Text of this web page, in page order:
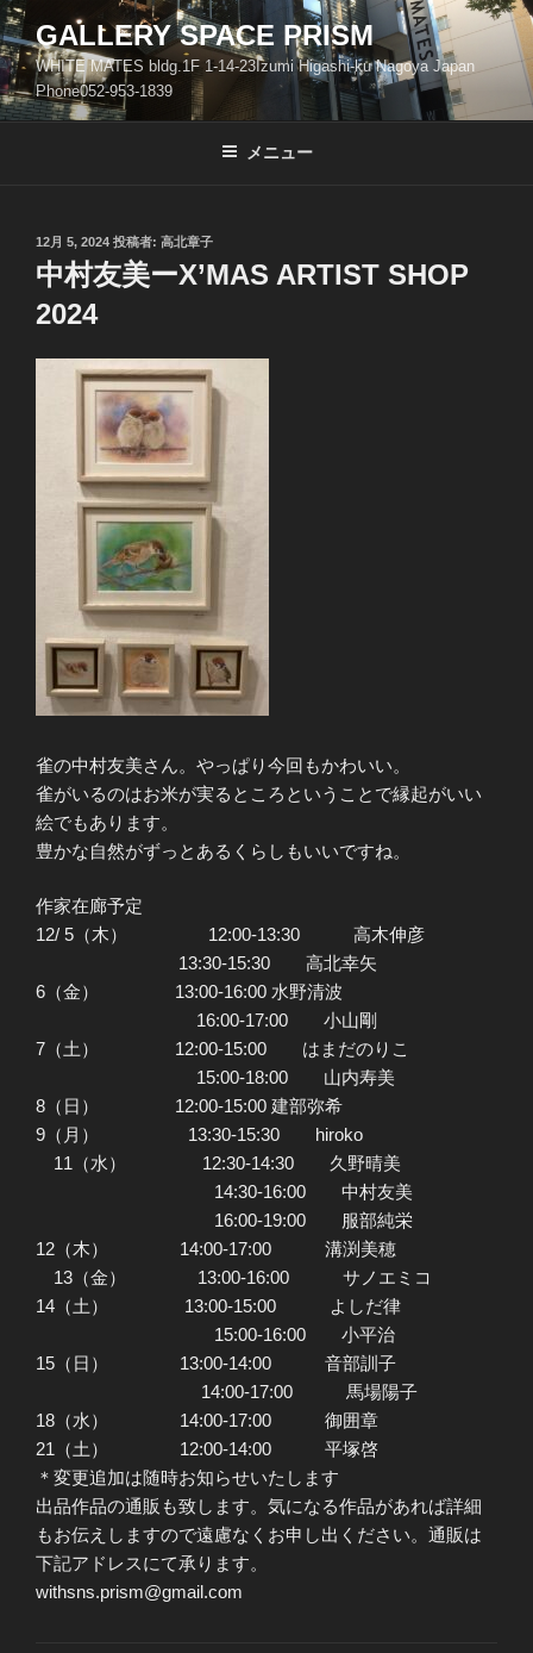
コ
ン
テ
ン
ツ
GALLERY SPACE PRISM
WHITE MATES bldg.1F 1-14-23Izumi Higashi-ku Nagoya Japan
Phone052-953-1839
メニュー
投
日:
12月 5, 2024 投稿者: 高北章子
中村友美ーX’MAS ARTIST SHOP
2024
雀の中村友美さん。やっぱり今回もかわいい。
雀がいるのはお米が実るところということで縁起がいい
絵でもあります。
豊かな自然がずっとあるくらしもいいですね。
作家在廊予定
12/ 5（木） 12:00-13:30 高木伸彦
13:30-15:30 高北幸矢
6（金） 13:00-16:00 水野清波
16:00-17:00 小山剛
7（土） 12:00-15:00 はまだのりこ
15:00-18:00 山内寿美
8（日） 12:00-15:00 建部弥希
9（月） 13:30-15:30 hiroko
11（水） 12:30-14:30 久野晴美
14:30-16:00 中村友美
16:00-19:00 服部純栄
12（木） 14:00-17:00 溝渕美穂
13（金） 13:00-16:00 サノエミコ
14（土） 13:00-15:00 よしだ律
15:00-16:00 小平治
15（日） 13:00-14:00 音部訓子
14:00-17:00 馬場陽子
18（水） 14:00-17:00 御囲章
21（土） 12:00-14:00 平塚啓
＊変更追加は随時お知らせいたします
出品作品の通販も致します。気になる作品があれば詳細
もお伝えしますので遠慮なくお申し出ください。通販は
下記アドレスにて承ります。
withsns.prism@gmail.com